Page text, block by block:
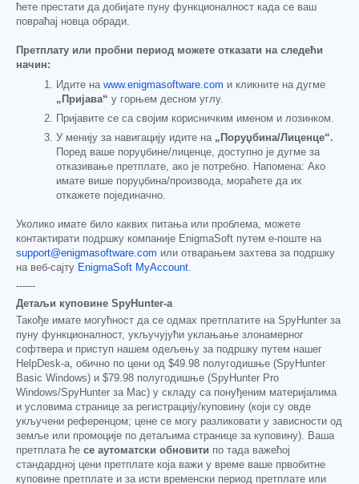
ћете престати да добијате пуну функционалност када се ваш
повраћај новца обради.
Претплату или пробни период можете отказати на следећи
начин:
Идите на www.enigmasoftware.com и кликните на дугме
„Пријава“ у горњем десном углу.
Пријавите се са својим корисничким именом и лозинком.
У менију за навигацију идите на „Поруџбина/Лиценце“.
Поред ваше поруџбине/лиценце, доступно је дугме за
отказивање претплате, ако је потребно. Напомена: Ако
имате више поруџбина/производа, мораћете да их
откажете појединачно.
Уколико имате било каквих питања или проблема, можете
контактирати подршку компаније EnigmaSoft путем е-поште на
support@enigmasoftware.com или отварањем захтева за подршку
на веб-сајту EnigmaSoft MyAccount.
------
Детаљи куповине SpyHunter-а
Такође имате могућност да се одмах претплатите на SpyHunter за
пуну функционалност, укључујући уклањање злонамерног
софтвера и приступ нашем одељењу за подршку путем нашег
HelpDesk-а, обично по цени од $49.98 полугодишње (SpyHunter
Basic Windows) и $79.98 полугодишње (SpyHunter Pro
Windows/SpyHunter за Mac) у складу са понуђеним материјалима
и условима странице за регистрацију/куповину (који су овде
укључени референцом; цене се могу разликовати у зависности од
земље или промоције по детаљима странице за куповину). Ваша
претплата ће се аутоматски обновити по тада важећој
стандардној цени претплате која важи у време ваше првобитне
куповине претплате и за исти временски период претплате или